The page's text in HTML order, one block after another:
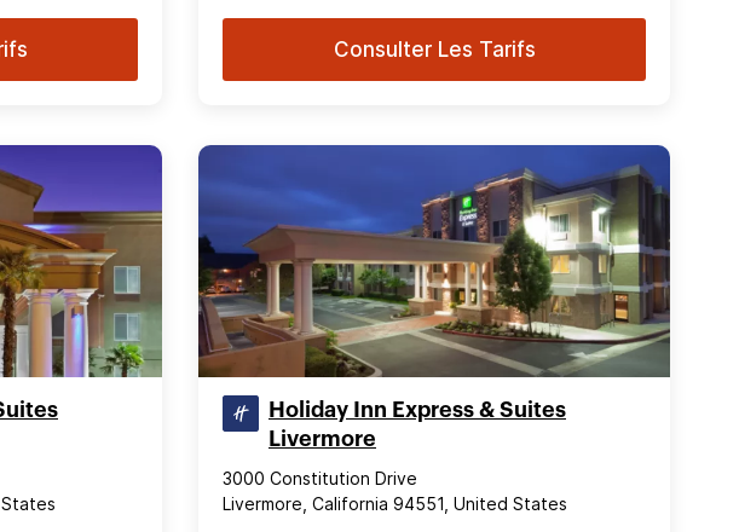
Consulter Les Tarifs
Holiday Inn Express & Suites
Livermore
3000 Constitution Drive
Livermore, California 94551, United States